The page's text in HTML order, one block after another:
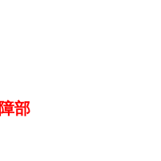
部